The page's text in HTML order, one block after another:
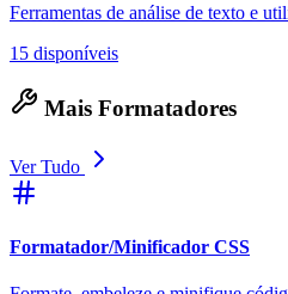
Ferramentas de análise de texto e
15 disponíveis
Mais Formatadores
Ver Tudo
Formatador/Minificador CSS